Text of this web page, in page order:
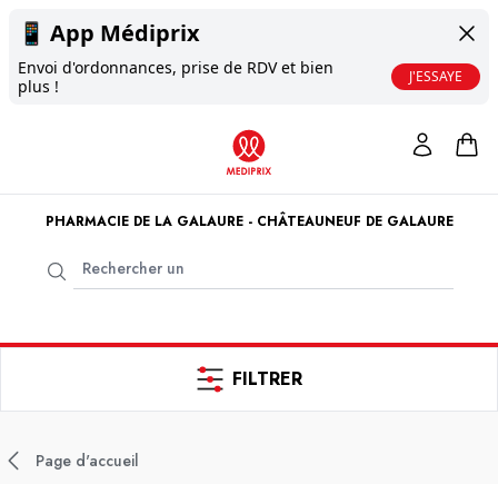
📱 App Médiprix
Envoi d'ordonnances, prise de RDV et bien
plus !
J'ESSAYE
PHARMACIE DE LA GALAURE - CHÂTEAUNEUF DE GALAURE
FILTRER
Page d'accueil